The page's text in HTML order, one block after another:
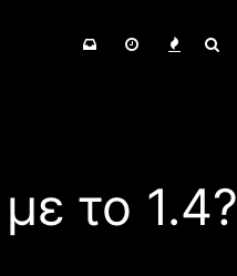
το 1.4?
ΕΚΘΕΣΕΙΣ